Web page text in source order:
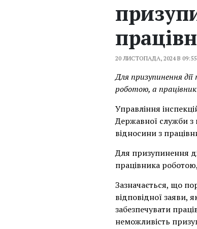
20 ЛИСТОПАДА, 2024 В 09:55
Для призупинення
роботою, а
Управління
Державної служби з
відносини з
Для призупинення
працівника
Зазначається, що
відповідної заяви,
забезпечувати
неможливість